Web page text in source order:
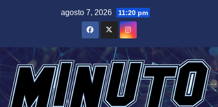
agosto 7, 2026 11:20 pm